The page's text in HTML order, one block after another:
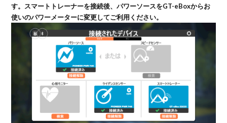
す。スマートトレーナーを接続後、パワーソースをGT-eBoxからお
使いのパワーメーターに変更してご利用ください。